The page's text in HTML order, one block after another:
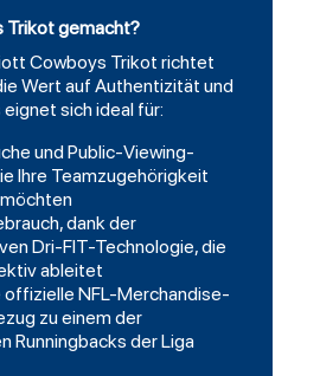
Trikot gemacht?
Cowboys Trikot richtet
Wert auf Authentizität und
sich ideal für:
und Public-Viewing-
Ihre Teamzugehörigkeit
dank der
Dri-FIT-Technologie, die
ableitet
offizielle NFL-Merchandise-
zu einem der
Runningbacks der Liga